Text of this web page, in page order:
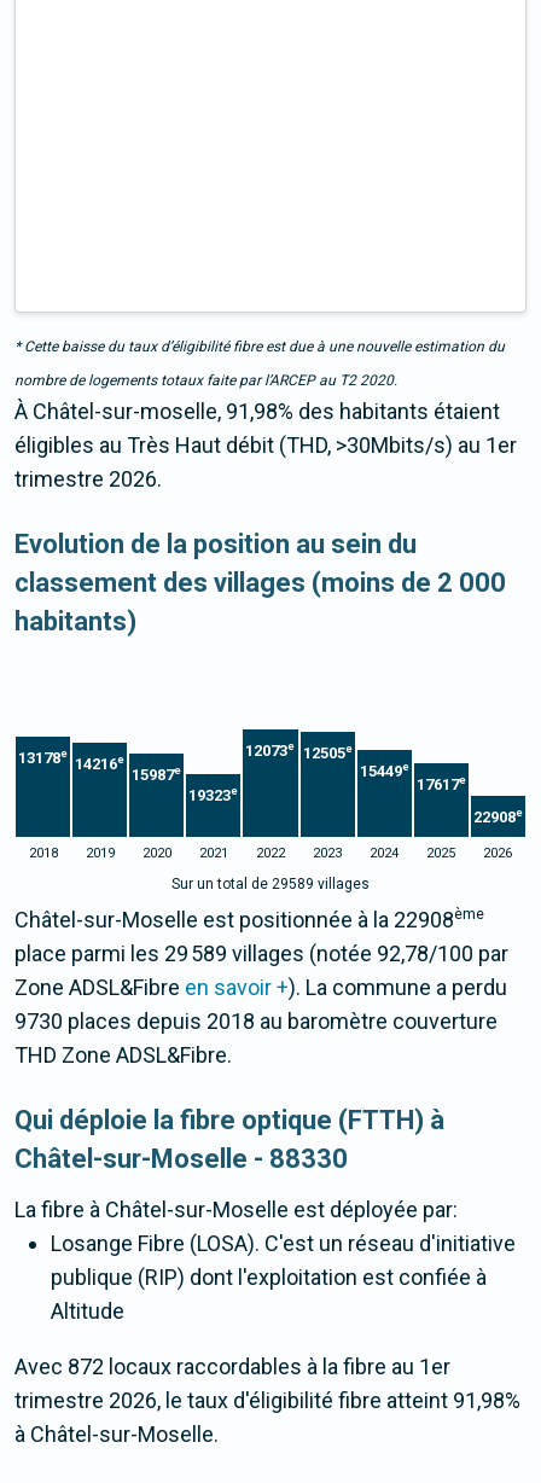
* Cette baisse du taux d’éligibilité fibre est due à une nouvelle estimation du
nombre de logements totaux faite par l’ARCEP au T2 2020.
À Châtel-sur-moselle, 91,98% des habitants étaient
éligibles au Très Haut débit (THD, >30Mbits/s) au 1er
trimestre 2026.
Evolution de la position au sein du
classement des villages (moins de 2 000
habitants)
13178e
14216e
15987e
19323e
12073e 12505e
15449e
17617e
22908e
2018 2019 2020 2021 2022 2023 2024 2025 2026
Sur un total de 29589 villages
Châtel-sur-Moselle est positionnée à la 22908ème
place parmi les 29 589 villages (notée 92,78/100 par
Zone ADSL&Fibre en savoir +). La commune a perdu
9730 places depuis 2018 au baromètre couverture
THD Zone ADSL&Fibre.
Qui déploie la fibre optique (FTTH) à
Châtel-sur-Moselle - 88330
La fibre à Châtel-sur-Moselle est déployée par:
Losange Fibre (LOSA). C'est un réseau d'initiative
publique (RIP) dont l'exploitation est confiée à
Altitude
Avec 872 locaux raccordables à la fibre au 1er
trimestre 2026, le taux d'éligibilité fibre atteint 91,98%
à Châtel-sur-Moselle.